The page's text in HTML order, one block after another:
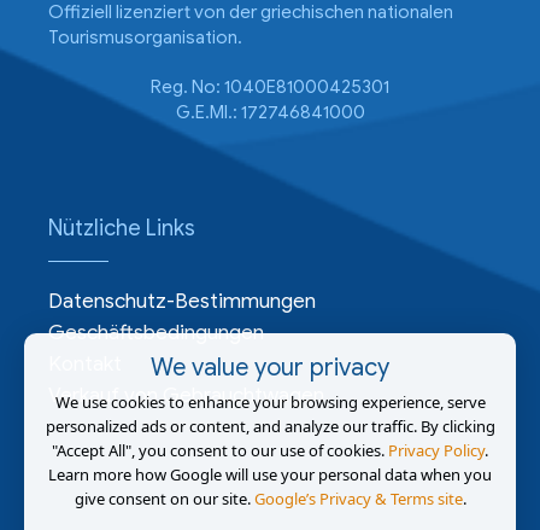
Offiziell lizenziert von der griechischen nationalen
Tourismusorganisation.
Reg. No: 1040E81000425301
G.E.MI.: 172746841000
Nützliche Links
Datenschutz-Bestimmungen
Geschäftsbedingungen
Verkauf von Gebrauchtwagen
We value your privacy
We use cookies to enhance your browsing experience, serve
personalized ads or content, and analyze our traffic. By clicking
"Accept All", you consent to our use of cookies. Privacy Policy.
Learn more how Google will use your personal data when you
give consent on our site.Google’s Privacy & Terms site.